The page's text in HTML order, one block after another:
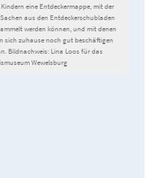
eine Entdeckermappe, mit der
aus den Entdeckerschubladen
werden können, und mit denen
sich zuhause noch gut beschäftigen
Bildnachweis: Lina Loos für das
Wewelsburg